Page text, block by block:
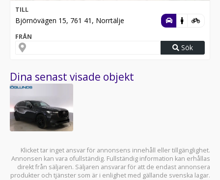
TILL
Björnövägen 15, 761 41, Norrtälje
FRÅN
Sök
Dina senast visade objekt
Klicket tar inget ansvar för annonsens innehåll eller tillgänglighet.
Annonsen kan vara ofullständig. Fullständig information kan erhållas
direkt från säljaren. Säljaren ansvarar för att de endast annonsera
produkter och tjänster som är i enlighet med gällande svenska lagar.